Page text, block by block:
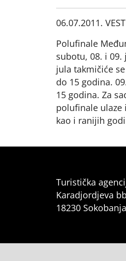
06.07.2011.
Polufinale
subotu, 08. i 09.
jula takmičiće
do 15 godina.
15 godina. Za
polufinale ulaze
kao i ranijih
Turistička
Karadjordjeva
18230 Sokobanja